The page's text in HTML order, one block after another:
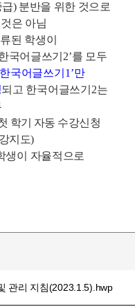
급) 분반을 위한 것으로
은 아님
된 학생이
국어글쓰기 2’를 모두
한국어글쓰기 1 ’만
되고 한국어글쓰기 2는
학기 자동 수강신청
지도)
생이 자율적으로
관리 지침(2023.1.5).hwp